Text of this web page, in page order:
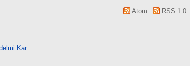
Atom RSS 1.0
Kar.